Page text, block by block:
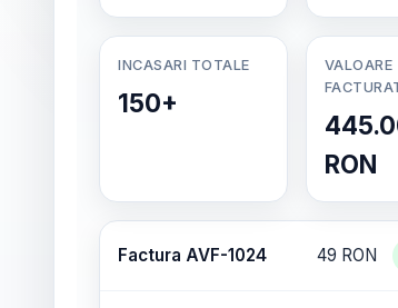
INCASARI TOTALE
150+
VALOARE
RON
Factura AVF-1024 49 RON